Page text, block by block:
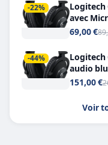
-22%
Logitech
avec
69,00 €
-44%
Logitech
audio
151,00 €
Voir